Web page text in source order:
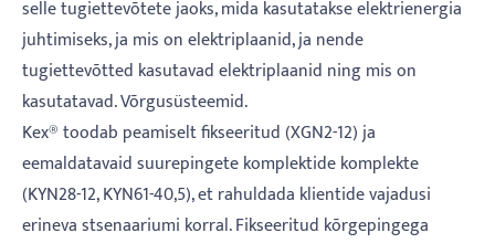
selle tugiettevõtete jaoks, mida kasutatakse elektrienergia
juhtimiseks, ja mis on elektriplaanid, ja nende
tugiettevõtted kasutavad elektriplaanid ning mis on
kasutatavad. Võrgusüsteemid.
Kex® toodab peamiselt fikseeritud (XGN2-12) ja
eemaldatavaid suurepingete komplektide komplekte
(KYN28-12, KYN61-40,5), et rahuldada klientide vajadusi
erineva stsenaariumi korral. Fikseeritud kõrgepingega